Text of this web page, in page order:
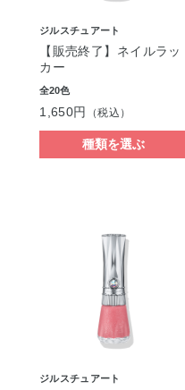
ジルスチュアート
【販売終了】ネイルラッ
カー
全20色
1,650円 （税込）
種類を選ぶ
ジルスチュアート